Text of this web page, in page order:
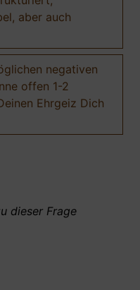
aber auch
negativen
offen 1-2
Ehrgeiz Dich
dieser Frage